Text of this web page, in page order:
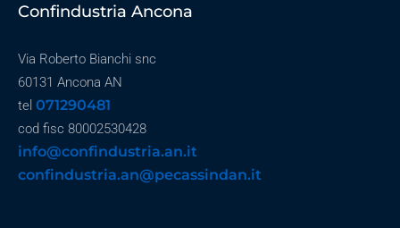
Confindustria Ancona
Via Roberto Bianchi snc
60131 Ancona AN
tel 071290481
cod fisc 80002530428
info@confindustria.an.it
confindustria.an@pecassindan.it